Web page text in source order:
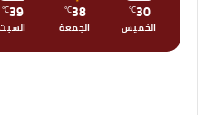
30
℃
الخميس
38
℃
الجمعة
39
℃